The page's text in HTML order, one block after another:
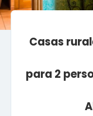
Casas
para 2